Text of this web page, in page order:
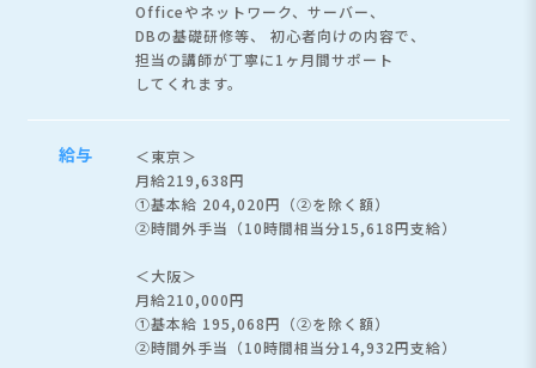
Officeやネットワーク、サーバー、
DBの基礎研修等、 初心者向けの内容で、
担当の講師が丁寧に1ヶ月間サポート
してくれます。
給与
＜東京＞
月給219,638円
①基本給 204,020円（②を除く額）
②時間外手当（10時間相当分15,618円支給）
＜大阪＞
月給210,000円
①基本給 195,068円（②を除く額）
②時間外手当（10時間相当分14,932円支給）